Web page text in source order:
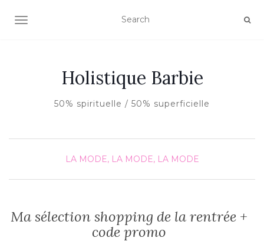
AFFICHER/MASQUER LA NAVIGATION
Holistique Barbie
50% spirituelle / 50% superficielle
LA MODE, LA MODE, LA MODE
Ma sélection shopping de la rentrée +
code promo